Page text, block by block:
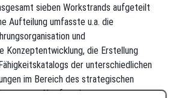
sieben Workstrands aufgeteilt
Aufteilung umfasste u.a. die
und
Konzeptentwicklung, die Erstellung
der unterschiedlichen
im Bereich des strategischen
von Abruf- und